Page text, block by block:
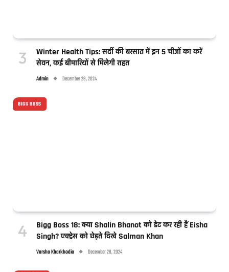
Winter Health Tips: सर्दी की बरसात में इन 5 चीजों का करें
सेवन, कई बीमारियों से मिलेगी राहत
Admin December 29, 2024
BIGG BOSS
Bigg Boss 18: क्या Shalin Bhanot को डेट कर रही हैं Eisha
Singh? एक्ट्रेस को छेड़ते दिखे Salman Khan
Varsha Kharkhodia December 28, 2024